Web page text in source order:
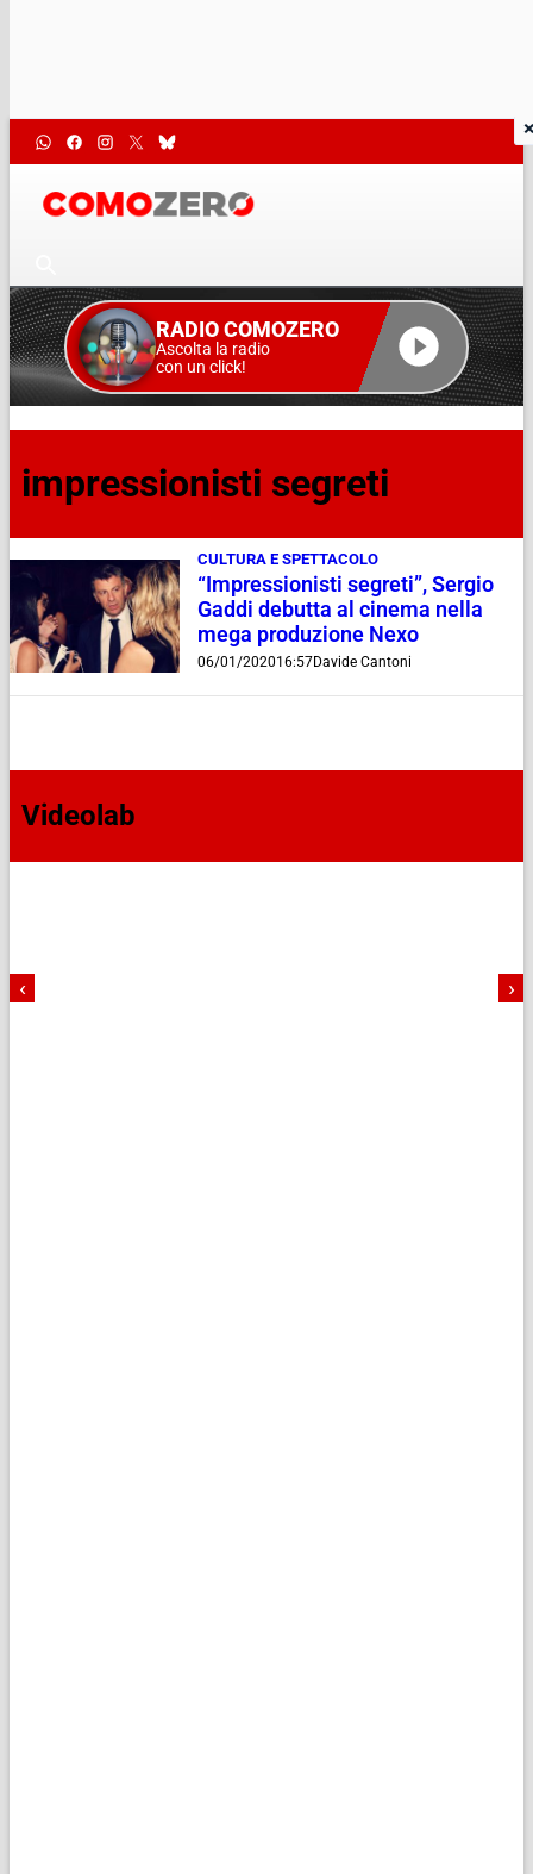
RADIO COMOZERO
Ascolta la radio
con un click!
impressionisti segreti
CULTURA E SPETTACOLO
“Impressionisti segreti”, Sergio
Gaddi debutta al cinema nella
mega produzione Nexo
06/01/202016:57Davide Cantoni
Videolab
‹ ›